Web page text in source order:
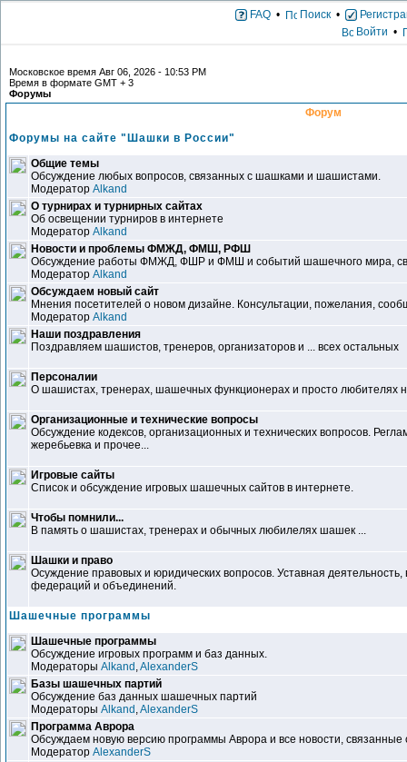
FAQ• Поиск•
Войти •
Московское время Авг 06, 2026 - 10:53 PM
Время в формате GMT + 3
Форумы
Форум
Форумы на сайте "Шашки в России"
Общие темы
Обсуждение любых вопросов, связанных с шашками и шашистами.
Модератор Alkand
О турнирах и турнирных сайтах
Об освещении турниров в интернете
Модератор Alkand
Новости и проблемы ФМЖД, ФМШ, РФШ
Обсуждение работы ФМЖД, ФШР и ФМШ и событий шашечного мира,
Модератор Alkand
Обсуждаем новый сайт
Мнения посетителей о новом дизайне. Консультации, пожелания,
Модератор Alkand
Наши поздравления
Поздравляем шашистов, тренеров, организаторов и ... всех остальных
Персоналии
О шашистах, тренерах, шашечных функционерах и просто любителях
Организационные и технические вопросы
Обсуждение кодексов, организационных и технических вопросов.
жеребьевка и прочее...
Игровые сайты
Список и обсуждение игровых шашечных сайтов в интернете.
Чтобы помнили...
В память о шашистах, тренерах и обычных любилелях шашек ...
Шашки и право
Осуждение правовых и юридических вопросов. Уставная
федераций и объединений.
Шашечные программы
Шашечные программы
Обсуждение игровых программ и баз данных.
Модераторы Alkand ,AlexanderS
Базы шашечных партий
Обсуждение баз данных шашечных партий
Модераторы Alkand ,AlexanderS
Программа Аврора
Обсуждаем новую версию программы Аврора и все новости, связанные
Модератор AlexanderS